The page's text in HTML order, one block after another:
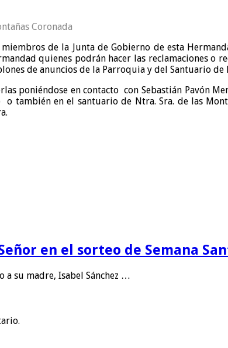
Coronada
de la Junta de Gobierno de esta
quienes podrán hacer las reclamaciones o
de anuncios de la Parroquia y del Santuario de
poniéndose en contacto con Sebastián Pavón
también en el santuario de Ntra. Sra. de las
en el sorteo de Semana
a su madre, Isabel Sánchez …